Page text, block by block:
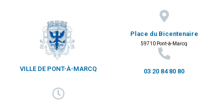
VILLE DE PONT-À-MARCQ
Place du Bicentenaire
59710 Pont-à-Marcq
03 20 84 80 80